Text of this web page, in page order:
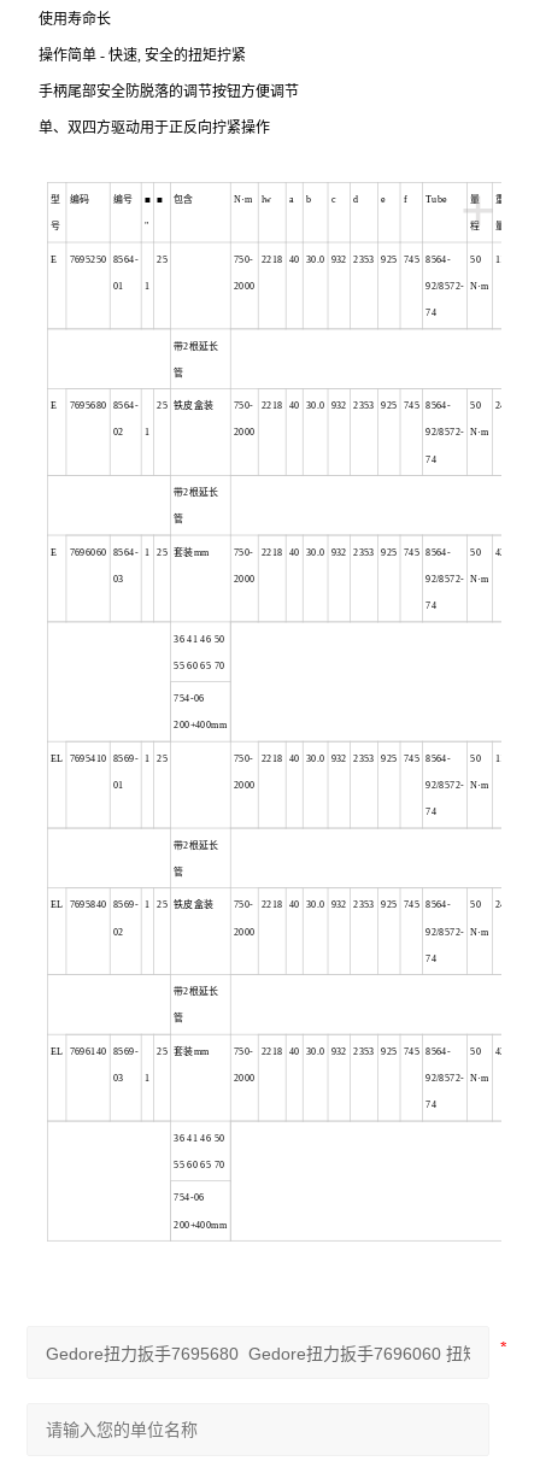
使用寿命长
操作简单 - 快速, 安全的扭矩拧紧
手柄尾部安全防脱落的调节按钮方便调节
单、双四方驱动用于正反向拧紧操作
+
型
号
编码 编号 ■
"
■ 包含 N·m lw a b c d e f Tube 量
程
重
量
E 7695250 8564-
01 1
25 750-
2000
2218 40 30.0 932 2353 925 745 8564-
92/8572-
74
50
N·m
11.6
带2根延长
管
E 7695680 8564-
02 1
25 铁皮盒装 750-
2000
2218 40 30.0 932 2353 925 745 8564-
92/8572-
74
50
N·m
24.3
带2根延长
管
E 7696060 8564-
03
1 25 套装mm 750-
2000
2218 40 30.0 932 2353 925 745 8564-
92/8572-
74
50
N·m
42.4
36 41 46 50
55 60 65 70
754-06
200+400mm
EL 7695410 8569-
01
1 25 750-
2000
2218 40 30.0 932 2353 925 745 8564-
92/8572-
74
50
N·m
11.6
带2根延长
管
EL 7695840 8569-
02
1 25 铁皮盒装 750-
2000
2218 40 30.0 932 2353 925 745 8564-
92/8572-
74
50
N·m
24.3
带2根延长
管
EL 7696140 8569-
03 1
25 套装mm 750-
2000
2218 40 30.0 932 2353 925 745 8564-
92/8572-
74
50
N·m
42.4
36 41 46 50
55 60 65 70
754-06
200+400mm